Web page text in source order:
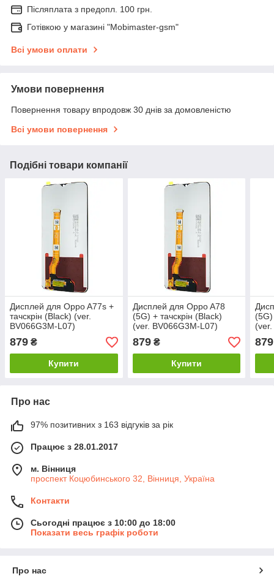
Післяплата з предопл. 100 грн.
Готівкою у магазині "Mobimaster-gsm"
Всі умови оплати
Умови повернення
Повернення товару впродовж 30 днів за домовленістю
Всі умови повернення
Подібні товари компанії
Дисплей для Oppo A77s +
тачскрін (Black) (ver.
BV066G3M-L07)
879 ₴
Купити
Дисплей для Oppo A78
(5G) + тачскрін (Black)
(ver. BV066G3M-L07)
879₴
Купити
(5G)
879
Про нас
97% позитивних з 163 відгуків за рік
Працює з 28.01.2017
м. Вінниця
проспект Коцюбинського 32, Вінниця, Україна
Контакти
Сьогодні працює з 10:00 до 18:00
Показати весь графік роботи
Про нас